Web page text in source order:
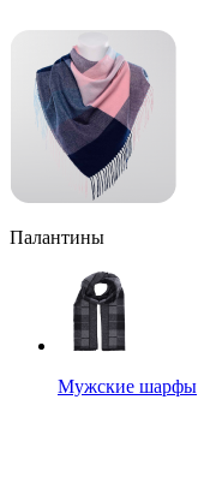
Палантины
Мужские шарфы